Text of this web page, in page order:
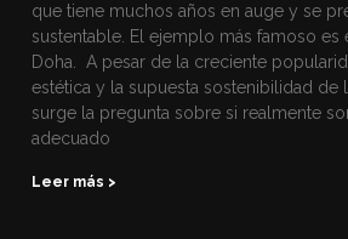
que tiene muchos años en auge y se
sustentable. El ejemplo más famoso es
Doha. A pesar de la creciente
estética y la supuesta sostenibilidad de
surge la pregunta sobre si realmente
adecuado
Leer más >